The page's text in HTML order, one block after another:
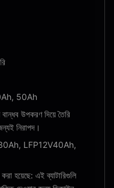
50Ah
বান্ধব উপকরণ দিয়ে তৈরি
নিরাপদ।
LFP12V40Ah,
হয়েছে: এই ব্যাটারিগুলি